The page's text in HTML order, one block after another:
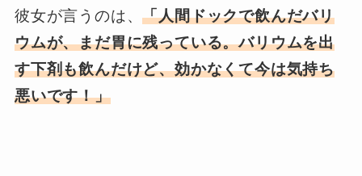
彼女が言うのは、「人間ドックで飲んだバリ
ウムが、まだ胃に残っている。バリウムを出
す下剤も飲んだけど、効かなくて今は気持ち
悪いです！」